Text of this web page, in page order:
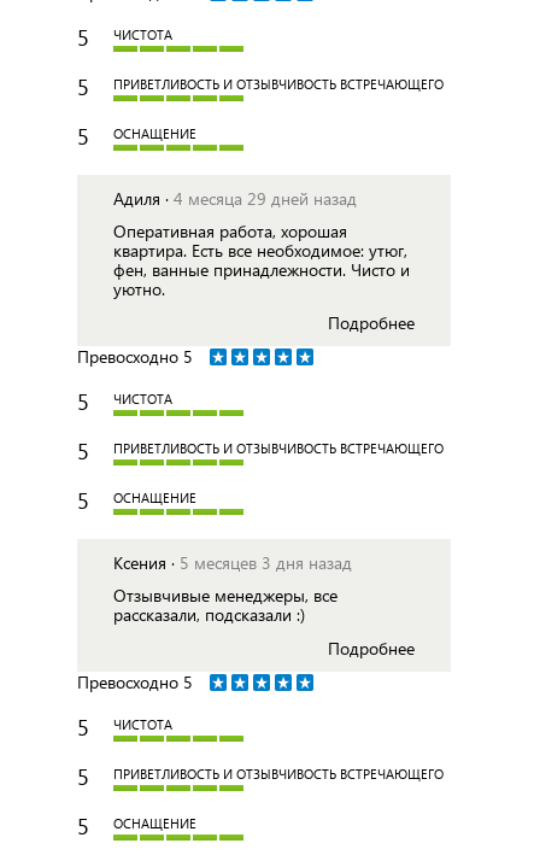
5 ЧИСТОТА
5 ПРИВЕТЛИВОСТЬ И ОТЗЫВЧИВОСТЬ ВСТРЕЧАЮЩЕГО
5 ОСНАЩЕНИЕ
Адиля · 4 месяца 29 дней назад
Оперативная работа, хорошая
квартира. Есть все необходимое: утюг,
фен, ванные принадлежности. Чисто и
уютно.
Подробнее
Превосходно 5
5 ЧИСТОТА
5 ПРИВЕТЛИВОСТЬ И ОТЗЫВЧИВОСТЬ ВСТРЕЧАЮЩЕГО
5 ОСНАЩЕНИЕ
Ксения · 5 месяцев 3 дня назад
Отзывчивые менеджеры, все
рассказали, подсказали :)
Подробнее
Превосходно 5
5 ЧИСТОТА
5 ПРИВЕТЛИВОСТЬ И ОТЗЫВЧИВОСТЬ ВСТРЕЧАЮЩЕГО
5 ОСНАЩЕНИЕ